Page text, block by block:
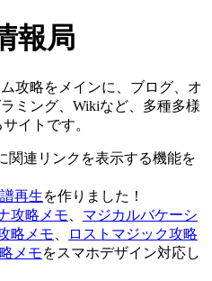
報局
攻略をメインに、ブログ、オ
ミング、Wikiなど、多種多様
イトです。
関連リンクを表示する機能を
再生を作りました！
攻略メモ
マジカルバケーシ
略メモ
ロストマジック攻略
メモをスマホデザイン対応し